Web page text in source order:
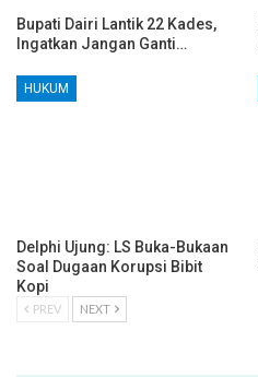
Bupati Dairi Lantik 22 Kades,
Ingatkan Jangan Ganti…
HUKUM
Delphi Ujung: LS Buka-Bukaan
Soal Dugaan Korupsi Bibit
Kopi
PREV NEXT